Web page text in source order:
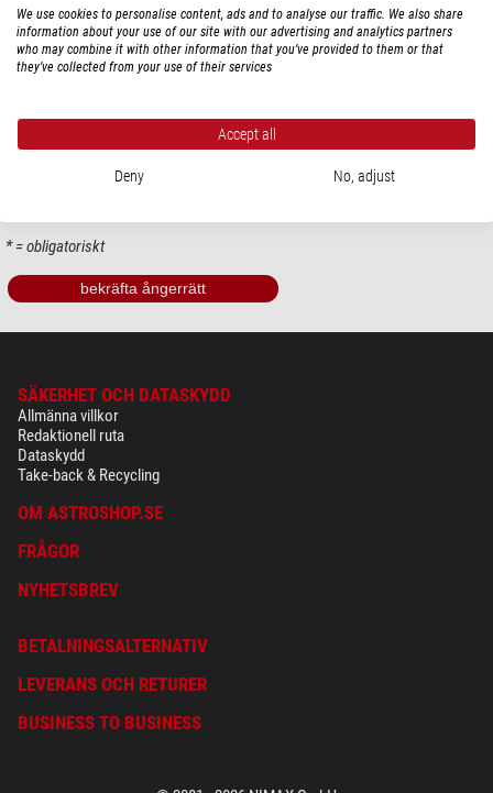
* = obligatoriskt
bekräfta ångerrätt
SÄKERHET OCH DATASKYDD
Allmänna villkor
Redaktionell ruta
Dataskydd
Take-back & Recycling
OM ASTROSHOP.SE
FRÅGOR
NYHETSBREV
BETALNINGSALTERNATIV
LEVERANS OCH RETURER
BUSINESS TO BUSINESS
We use cookies to personalise content, ads and to analyse our traffic. We also share
information about your use of our site with our advertising and analytics partners
who may combine it with other information that you’ve provided to them or that
they’ve collected from your use of their services
Accept all
Deny No, adjust